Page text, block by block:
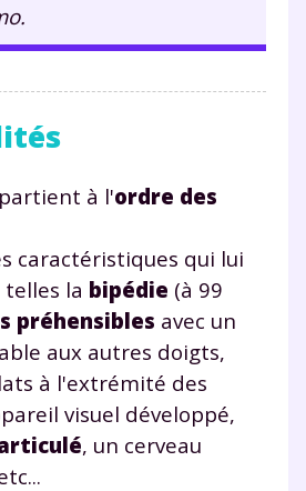
à l'ordre des
caractéristiques qui lui
la bipédie (à 99
préhensibles avec un
aux autres doigts,
à l'extrémité des
visuel développé,
, un cerveau